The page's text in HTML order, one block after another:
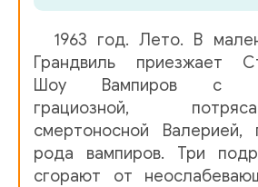
Цирк 010
Цирк 011
Цирк 012
Цирк 013
1963 год. Лето. В
Грандвиль приезжает
Шоу Вампиров с
грациозной,
смертоносной Валерией,
рода вампиров. Три
сгорают от